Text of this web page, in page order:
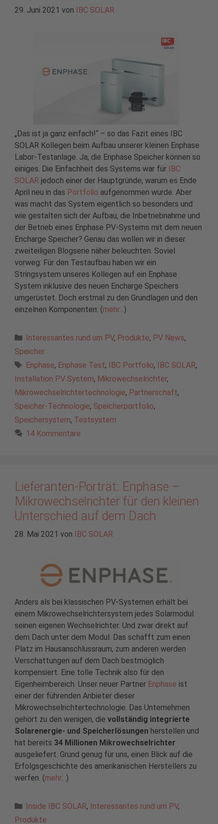
29. Juni 2021 von IBC SOLAR
„Das ist ja ganz einfach!“ – so das Fazit eines IBC
SOLAR Kollegen beim Aufbau unserer kleinen Enphase
Labor-Testanlage. Ja, die Enphase Speicher können so
einiges. Die Einfachheit des Systems war für IBC
SOLAR jedoch einer der Hauptgründe, warum es Ende
April neu in das Portfolio aufgenommen wurde. Aber
was macht das System eigentlich so besonders und
wie gestalten sich der Aufbau, die Inbetriebnahme und
der Betrieb eines Enphase PV-Systems mit dem neuen
Encharge Speicher? Genau das wollen wir in dieser
zweiteiligen Blogserie näher beleuchten. Soviel
vorweg: Für den Testaufbau haben wir ein
Stringsystem unseres Kollegen auf ein Enphase
System inklusive des neuen Encharge Speichers
umgerüstet. Doch erstmal zu den Grundlagen und den
einzelnen Komponenten: (mehr… )
Kategorien
Interessantes rund um PV, Produkte, PV News,
Speicher
Schlagwörter
Enphase, Enphase Test, IBC Portfolio, IBC SOLAR,
Installation PV System, Mikrowechselrichter,
Mikrowechselrichtertechnologie, Partnerschaft,
Speicher-Technologie, Speicherportfolio,
Speichersystem, Testsystem
14 Kommentare
Lieferanten-Porträt: Enphase –
Mikrowechselrichter für den kleinen
Unterschied auf dem Dach
28. Mai 2021 von IBC SOLAR
Anders als bei klassischen PV-Systemen erhält bei
einem Mikrowechselrichtersystem jedes Solarmodul
seinen eigenen Wechselrichter. Und zwar direkt auf
dem Dach unter dem Modul. Das schafft zum einen
Platz im Hausanschlussraum, zum anderen werden
Verschattungen auf dem Dach bestmöglich
kompensiert. Eine tolle Technik also für den
Eigenheimbereich. Unser neuer Partner Enphase ist
einer der führenden Anbieter dieser
Mikrowechselrichtertechnologie. Das Unternehmen
gehört zu den wenigen, die vollständig integrierte
Solarenergie- und Speicherlösungen herstellen und
hat bereits 34 Millionen Mikrowechselrichter
ausgeliefert. Grund genug für uns, einen Blick auf die
Erfolgsgeschichte des amerikanischen Herstellers zu
werfen. (mehr…)
Kategorien
Inside IBC SOLAR, Interessantes rund um PV,
Produkte